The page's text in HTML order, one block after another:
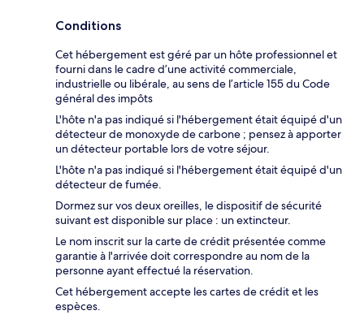
Conditions
Cet hébergement est géré par un hôte professionnel et
fourni dans le cadre d’une activité commerciale,
industrielle ou libérale, au sens de l’article 155 du Code
général des impôts
L'hôte n'a pas indiqué si l'hébergement était équipé d'un
détecteur de monoxyde de carbone ; pensez à apporter
un détecteur portable lors de votre séjour.
L'hôte n'a pas indiqué si l'hébergement était équipé d'un
détecteur de fumée.
Dormez sur vos deux oreilles, le dispositif de sécurité
suivant est disponible sur place : un extincteur.
Le nom inscrit sur la carte de crédit présentée comme
garantie à l'arrivée doit correspondre au nom de la
personne ayant effectué la réservation.
Cet hébergement accepte les cartes de crédit et les
espèces.